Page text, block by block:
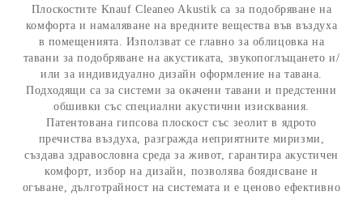
Плоскостите Knauf Cleaneo Akustik са за подобряване на
комфорта и намаляване на вредните вещества във въздуха
в помещенията. Използват се главно за облицовка на
тавани за подобряване на акустиката, звукопоглъщането и/
или за индивидуално дизайн оформление на тавана.
Подходящи са за системи за окачени тавани и предстенни
обшивки със специални акустични изисквания.
Патентована гипсова плоскост със зеолит в ядрото
пречиства въздуха, разгражда неприятните миризми,
създава здравословна среда за живот, гарантира акустичен
комфорт, избор на дизайн, позволява боядисване и
огъване, дълготрайност на системата и е ценово ефективно